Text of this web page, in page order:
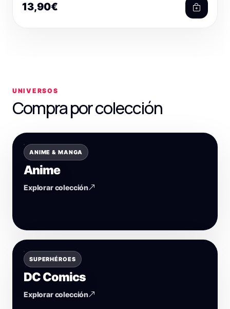
13,90€
UNIVERSOS
Compra por colección
ANIME & MANGA
Anime
Explorar colección
SUPERHÉROES
DC Comics
Explorar colección